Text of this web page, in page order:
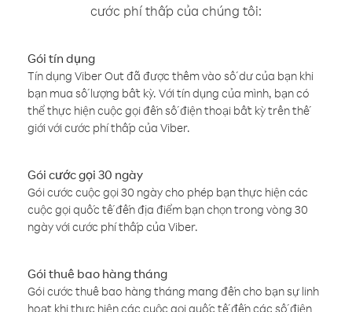
cước phí thấp của chúng tôi:
Gói tín dụng
Tín dụng Viber Out đã được thêm vào số dư của bạn khi
bạn mua số lượng bất kỳ. Với tín dụng của mình, bạn có
thể thực hiện cuộc gọi đến số điện thoại bất kỳ trên thế
giới với cước phí thấp của Viber.
Gói cước gọi 30 ngày
Gói cước cuộc gọi 30 ngày cho phép bạn thực hiện các
cuộc gọi quốc tế đến địa điểm bạn chọn trong vòng 30
ngày với cước phí thấp của Viber.
Gói thuê bao hàng tháng
Gói cước thuê bao hàng tháng mang đến cho bạn sự linh
hoạt khi thực hiện các cuộc gọi quốc tế đến các số điện